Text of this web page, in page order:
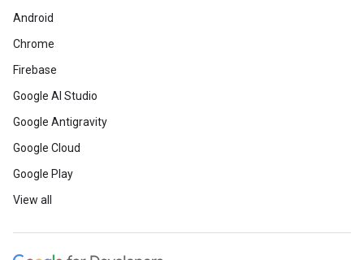
Android
Chrome
Firebase
Google AI Studio
Google Antigravity
Google Cloud
Google Play
View all